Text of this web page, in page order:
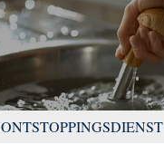
ONTSTOPPINGSDIENST